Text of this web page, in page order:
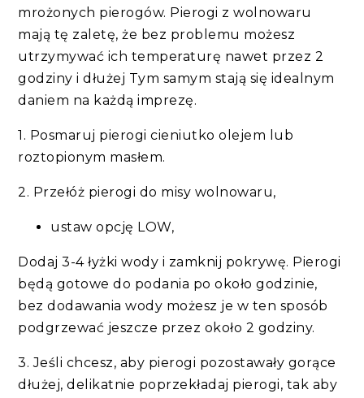
mrożonych pierogów. Pierogi z wolnowaru
mają tę zaletę, że bez problemu możesz
utrzymywać ich temperaturę nawet przez 2
godziny i dłużej Tym samym stają się idealnym
daniem na każdą imprezę.
1. Posmaruj pierogi cieniutko olejem lub
roztopionym masłem.
2. Przełóż pierogi do misy wolnowaru,
ustaw opcję LOW,
Dodaj 3-4 łyżki wody i zamknij pokrywę. Pierogi
będą gotowe do podania po około godzinie,
bez dodawania wody możesz je w ten sposób
podgrzewać jeszcze przez około 2 godziny.
3. Jeśli chcesz, aby pierogi pozostawały gorące
dłużej, delikatnie poprzekładaj pierogi, tak aby